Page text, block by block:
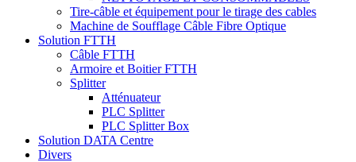
Tire-câble et équipement pour le tirage des cables
Machine de Soufflage Câble Fibre Optique
Solution FTTH
Câble FTTH
Armoire et Boitier FTTH
Splitter
Atténuateur
PLC Splitter
PLC Splitter Box
Solution DATA Centre
Divers